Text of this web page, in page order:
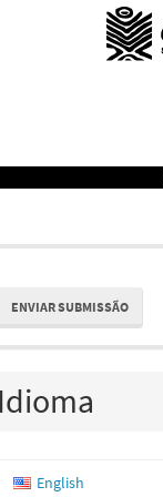
ENVIAR SUBMISSÃO
Idioma
English